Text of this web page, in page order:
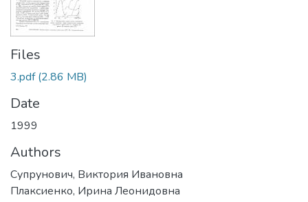
Files
3.pdf(2.86 MB)
Date
1999
Authors
Супрунович, Виктория Ивановна
Плаксиенко, Ирина Леонидовна